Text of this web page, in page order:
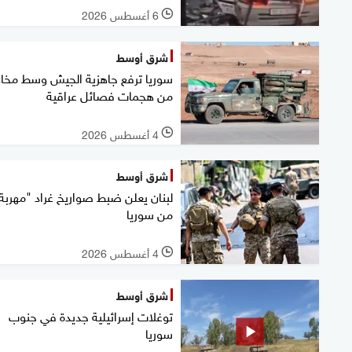
l 6 أغسطس 2026
شرق أوسط
سوريا ترفع جاهزية الجيش وسط
من هجمات فصائل عراقية
l 4 أغسطس 2026
شرق أوسط
لبنان يعلن ضبط صواريخ غراد
من سوريا
l 4 أغسطس 2026
شرق أوسط
توغلات إسرائيلية جديدة في جنوب
سوريا